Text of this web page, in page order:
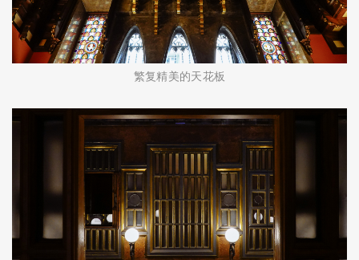
繁复精美的天花板